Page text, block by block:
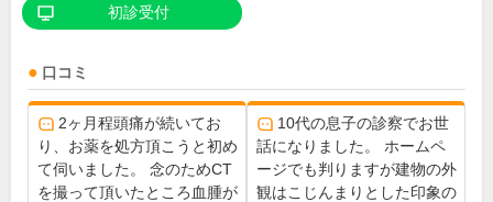
初診受付
口コミ
2ヶ月程頭痛が続いてお
り、お薬を処方頂こうと初め
て伺いました。 念のためCT
を撮って頂いたところ血腫が
10代の息子の診察でお世
話になりました。 ホームペ
ージでも判りますが建物の外
観はこじんまりとした印象の